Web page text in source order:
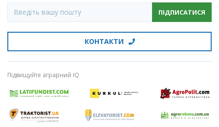
ПІДПИСАТИСЯ
КОНТАКТИ
Підвищуйте аграрний IQ